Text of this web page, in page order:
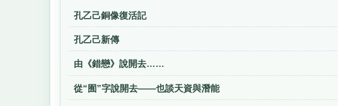
孔乙己銅像復活記
孔乙己新傳
由《錯戀》說開去……
從“囿”字說開去——也談天資與潛能